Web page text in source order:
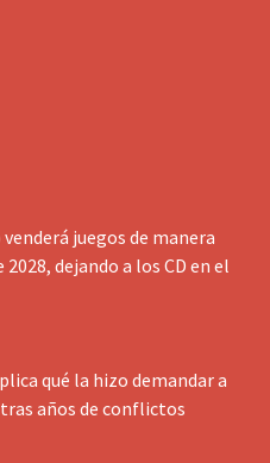
juegos de manera
dejando a los CD en el
qué la hizo demandar a
años de conflictos